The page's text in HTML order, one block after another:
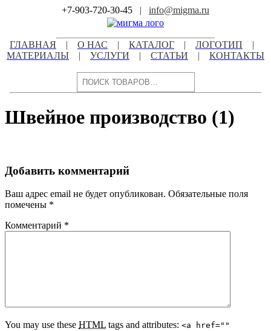
+7-903-720-30-45 | info@migma.ru
ГЛАВНАЯ | О НАС | КАТАЛОГ | ЛОГОТИП
|
МАТЕРИАЛЫ
| УСЛУГИ | СТАТЬИ | КОНТАКТЫ
Поиск
Швейное производство (1)
Добавить комментарий
Ваш адрес email не будет опубликован. Обязательные поля
помечены *
Комментарий *
You may use these HTML tags and attributes: <a href=""